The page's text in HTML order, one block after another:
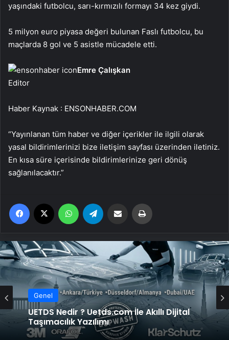
yaşındaki futbolcu, sarı-kırmızılı formayı 34 kez giydi.
5 milyon euro piyasa değeri bulunan Faslı futbolcu, bu
maçlarda 8 gol ve 5 asistle mücadele etti.
Emre Çalışkan
Editor
Haber Kaynak : ENSONHABER.COM
“Yayınlanan tüm haber ve diğer içerikler ile ilgili olarak
yasal bildirimlerinizi bize iletişim sayfası üzerinden iletiniz.
En kısa süre içerisinde bildirimlerinize geri dönüş
sağlanılacaktır.”
Facebook WhatsApp Email'den paylaş
Genel
UETDS Nedir ? Uetds.com İle Akıllı Dijital
Taşımacılık Yazılımı
Genel